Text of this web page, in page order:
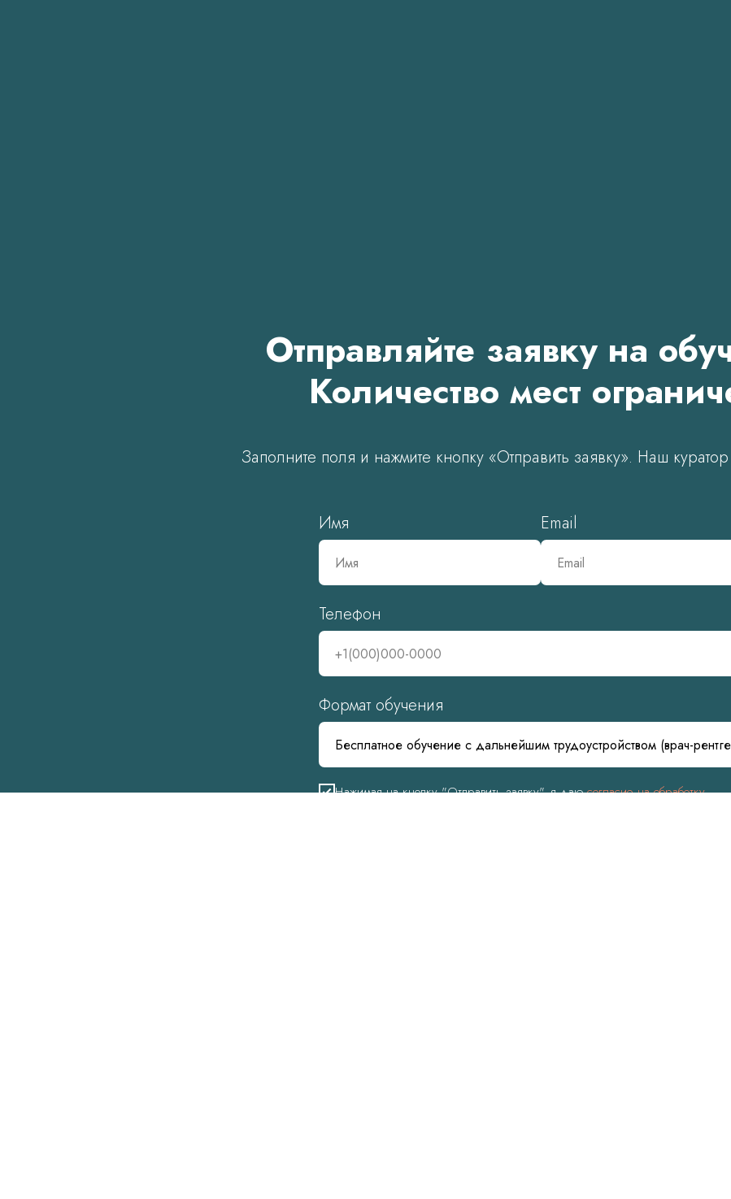
Отправляйте заявку на
Количество мест
Заполните поля и нажмите кнопку «Отправить заявку». Наш
Имя Email
Телефон
Формат обучения
Нажимая на кнопку "Отправить заявку", я даюсогласие на обработку